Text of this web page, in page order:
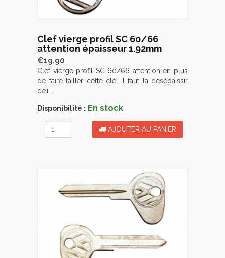
Clef vierge profil SC 60/66
attention épaisseur 1.92mm
€19.90
Clef vierge profil SC 60/66 attention en plus
de faire tailler cette clé, il faut la désépaissir
de1...
Disponibilité : En stock
AJOUTER AU PANIER